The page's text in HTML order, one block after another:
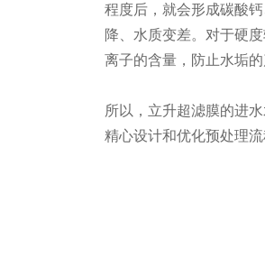
程度后，就会形成碳酸
降、水质变差。对于硬
离子的含量，防止水垢
所以，立升超滤膜的进
精心设计和优化预处理